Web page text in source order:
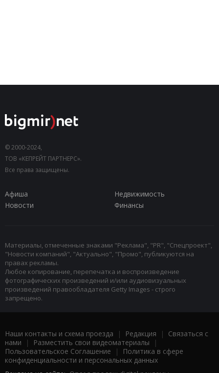
© 2000-2024,
ТОВ «КЕПРЕЙТ ПАРТНЕРС».
Все права защищены.
Афиша
Недвижимость
Новости
Финансы
Материалы, отмеченные знаками "Реклама", "PR", "Спецпроект",
"Новости компаний", "Актуально", "Промо", публикуются на
правах рекламы.
Любое копирование, перепечатка и воспроизведение
фотографических произведений и/или аудиовизуальных
произведений правообладателя Getty Images - строго
запрещено.
Наши контакты и схема проезда | Редакция | Связаться с
нами | Разместить свои видеоматериалы |
Пользовательское Соглашение |
Политика в сфере
конфиденциальности и персональных данных